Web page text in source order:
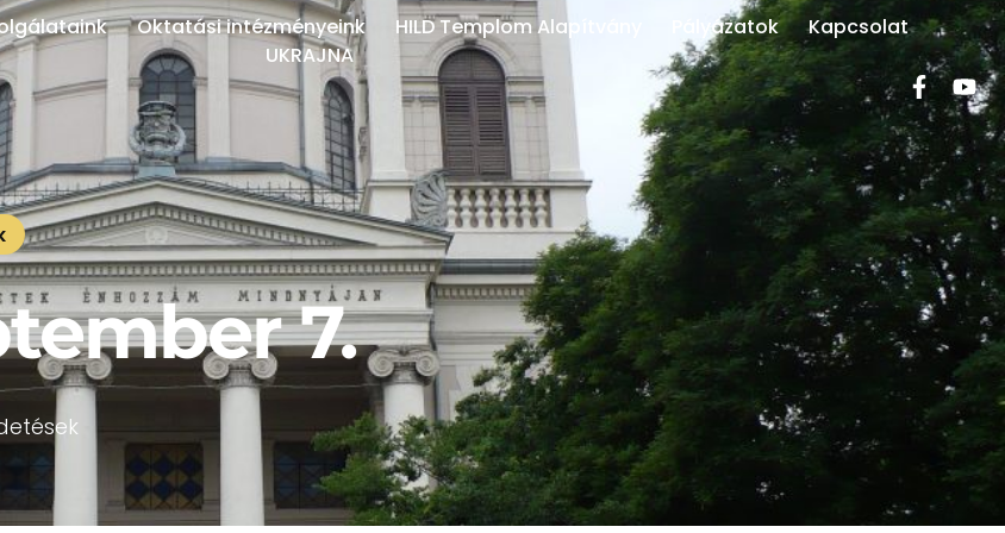
Oktatási intézményeink HILD Templom Alapítvány Pályázatok
Kapcsolat
UKRAJNA
7.